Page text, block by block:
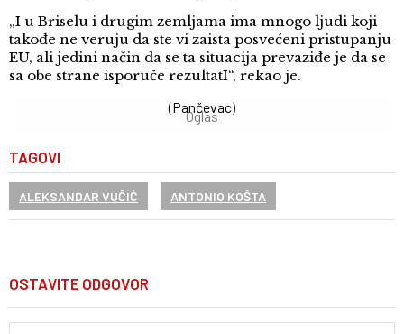
„I u Briselu i drugim zemljama ima mnogo ljudi koji
takođe ne veruju da ste vi zaista posvećeni pristupanju
EU, ali jedini način da se ta situacija prevaziđe je da se
sa obe strane isporuče rezultatI“, rekao je.
(Pančevac)
AK Panonija: Veliki uspeh naših atletičarki u Temišvaru i Vrbasu
TAGOVI
ALEKSANDAR VUČIĆ ANTONIO KOŠTA
OSTAVITE ODGOVOR